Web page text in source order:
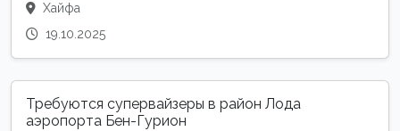
Хайфа
19.10.2025
Требуются супервайзеры в район Лода
аэропорта Бен-Гурион